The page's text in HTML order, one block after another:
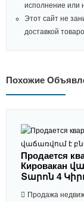
исполнение или
Этот сайт не
доставкой
Похожие
Продается
Кировакан
Տարոն 4
Продажа